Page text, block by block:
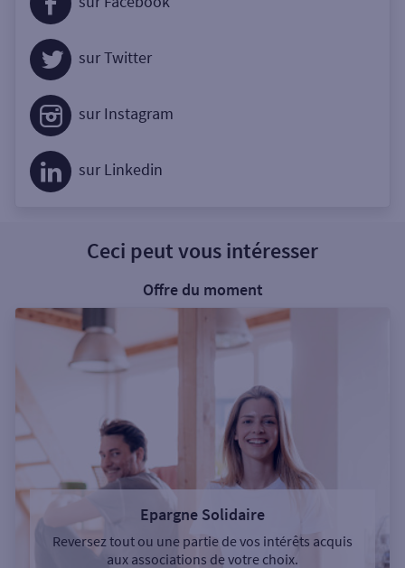
sur Twitter
sur Instagram
sur Linkedin
Ceci peut vous intéresser
Offre du moment
Epargne Solidaire
Reversez tout ou une partie de vos intérêts acquis
aux associations de votre choix.